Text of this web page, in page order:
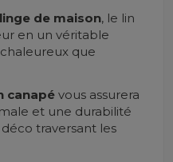
linge de maison, le lin
en un véritable
que
canapévous assurera
et une durabilité
traversant les